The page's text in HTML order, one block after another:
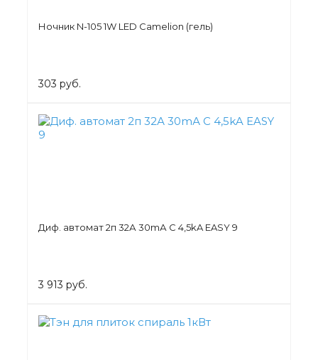
Ночник N-105 1W LED Camelion (гель)
303 руб.
Диф. автомат 2п 32А 30mА C 4,5kA EASY 9
3 913 руб.